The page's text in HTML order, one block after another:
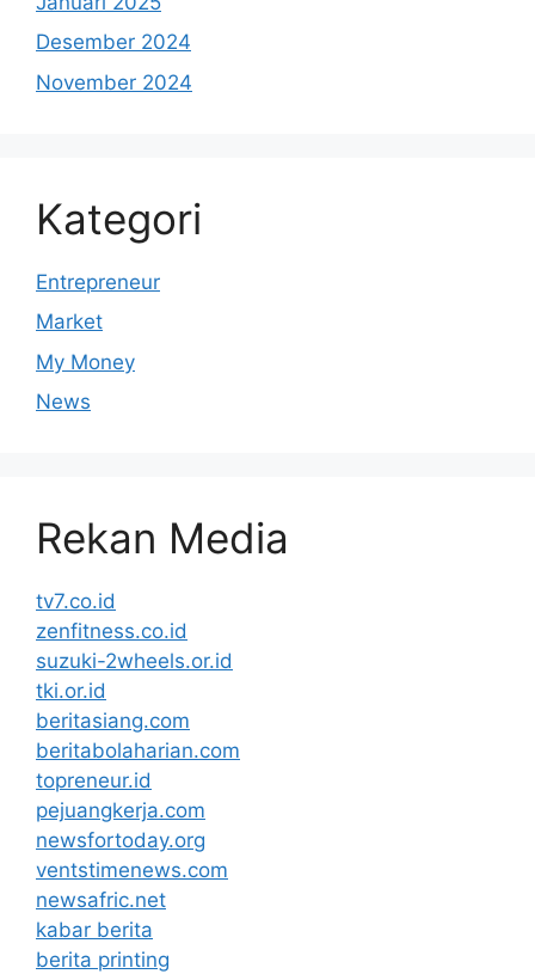
Desember 2024
November 2024
Kategori
Entrepreneur
Market
My Money
News
Rekan Media
tv7.co.id
zenfitness.co.id
suzuki-2wheels.or.id
tki.or.id
beritasiang.com
beritabolaharian.com
topreneur.id
pejuangkerja.com
newsfortoday.org
ventstimenews.com
newsafric.net
kabar berita
berita printing